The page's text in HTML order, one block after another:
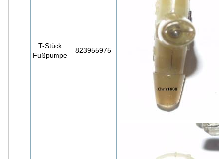
T-Stück
Fußpumpe
823955975